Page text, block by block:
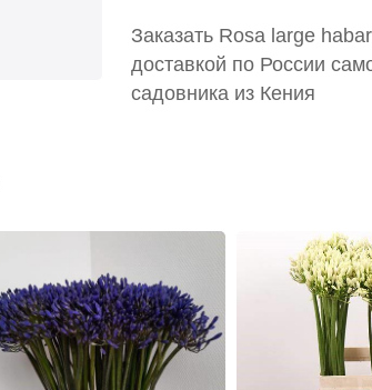
Заказать Rosa large
доставкой по России
садовника из Кения